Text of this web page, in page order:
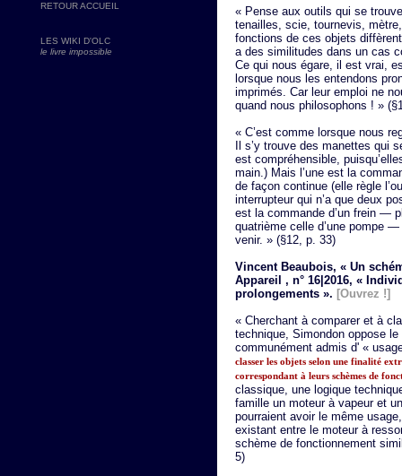
RETOUR ACCUEIL
LES WIKI D'OLC
le livre impossible
« Pense aux outils qui se
tenailles, scie, tournevis,
fonctions de ces objets
a des similitudes dans un cas
Ce qui nous égare, il est vrai,
lorsque nous les entendons
imprimés. Car leur emploi ne
quand nous philosophons ! »
« C’est comme lorsque nous
Il s’y trouve des manettes qui
est compréhensible,
main.) Mais l’une est la
de façon continue (elle règle
interrupteur qui n’a que deux
est la commande d’un frein —
quatrième celle d’une pompe
venir. » (§12, p. 33)
Vincent Beaubois, « Un
Appareil , n° 16|2016, «
prolongements ». [Ouvrez !]
« Cherchant à comparer et à
technique, Simondon oppose
communément admis d' «
classer les objets selon une finalité
correspondant à leurs schèmes de
classique, une logique
famille un moteur à vapeur et
pourraient avoir le même
existant entre le moteur à
schème de fonctionnement
5)